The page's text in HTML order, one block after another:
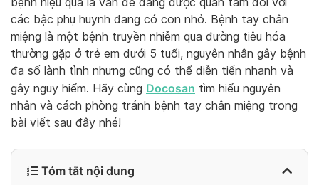
các bậc phụ huynh đang có con nhỏ. Bệnh tay chân
miệng là một bệnh truyền nhiễm qua đường tiêu hóa
thường gặp ở trẻ em dưới 5 tuổi, nguyên nhân gây bệnh
đa số lành tình nhưng cũng có thể diễn tiến nhanh và
gây nguy hiểm. Hãy cùng Docosan tìm hiểu nguyên
nhân và cách phòng tránh bệnh tay chân miệng trong
bài viết sau đây nhé!
Tóm tắt nội dung